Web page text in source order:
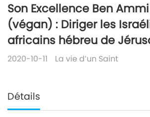
Son Excellence Ben
(végan) : Diriger les
africains hébreu de
2020-10-11 La vie d’un Saint
Détails